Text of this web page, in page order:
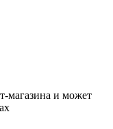
магазина и может